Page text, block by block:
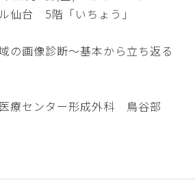
台 5階「いちょう」
の画像診断～基本から立ち返る
療センター形成外科 鳥谷部